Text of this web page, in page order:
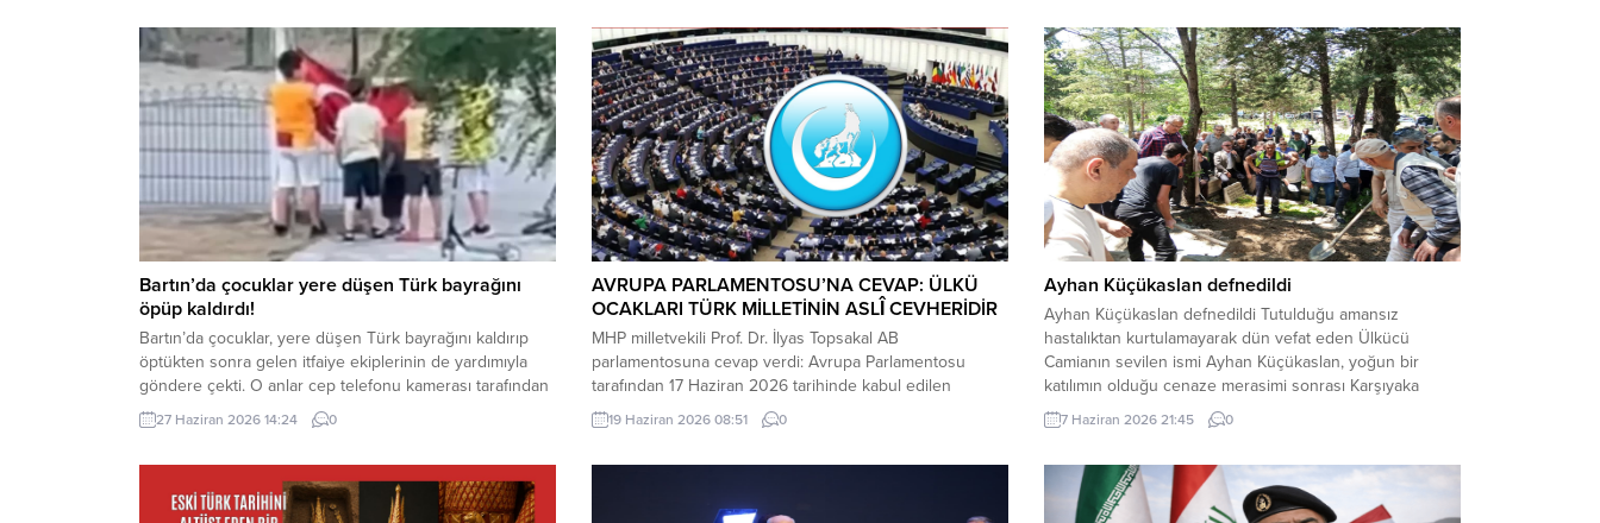
Bartın’da çocuklar yere düşen Türk bayrağını
öpüp kaldırdı!
Bartın’da çocuklar, yere düşen Türk bayrağını kaldırıp
öptükten sonra gelen itfaiye ekiplerinin de yardımıyla
göndere çekti. O anlar cep telefonu kamerası tarafından
kaydedildi. Yerden kaldırıp öptüler Kemerköprü
Mahallesi’nde dün akşam saatlerinde Cumhuriyet Parkı
nedeniyle ipinin kopmasıyla yere düştü. Bu sırada parkta
oynayan çocuklar yere...
27 Haziran 2026 14:24 0
AVRUPA PARLAMENTOSU’NA CEVAP: ÜLKÜ
OCAKLARI TÜRK MİLLETİNİN ASLÎ CEVHERİDİR
MHP milletvekili Prof. Dr. İlyas Topsakal AB
parlamentosuna cevap verdi: Avrupa Parlamentosu
tarafından 17 Haziran 2026 tarihinde kabul edilen
Türkiye Raporu, teknik bir ilerleme belgesi olmaktan
ziyade, Türkiye-AB ilişkilerinin gerilimli fay hatlarını
içeriği, Türkiye’nin iç siyasi dengelerine...
19 Haziran 2026 08:51 0
Ayhan Küçükaslan defnedildi
Ayhan Küçükaslan defnedildi Tutulduğu amansız
hastalıktan kurtulamayarak dün vefat eden Ülkücü
Camianın sevilen ismi Ayhan Küçükaslan, yoğun bir
katılımın olduğu cenaze merasimi sonrası Karşıyaka
Mezarlığına defnedildi. Küçükaslan’ın cenazesine katılan
eş-dost akraba ve arkadaşlarından helallik alındı.
üstüne defnedildi.. Merhum gönüldaşımıza Allah’tan
rahmet ve mağfiretler, yakınları...
7 Haziran 2026 21:45 0